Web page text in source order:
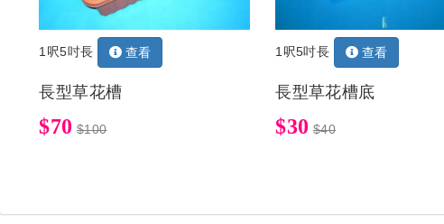
1呎5吋長 查看
長型草花槽
$70 $100
1呎5吋長 查看
長型草花槽底
$30 $40